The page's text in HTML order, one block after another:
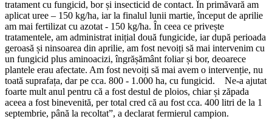
tratament cu fungicid, bor și insecticid de contact. În primăvară am
aplicat uree – 150 kg/ha, iar la finalul lunii martie, început de aprilie
am mai fertilizat cu azotat - 150 kg/ha. În ceea ce privește
tratamentele, am administrat inițial două fungicide, iar după perioada
geroasă și ninsoarea din aprilie, am fost nevoiți să mai intervenim cu
un fungicid plus aminoacizi, îngrășământ foliar și bor, deoarece
plantele erau afectate. Am fost nevoiți să mai avem o intervenție, nu
toată suprafața, dar pe cca. 800 - 1.000 ha, cu fungicid. Ne-a ajutat
foarte mult anul pentru că a fost destul de ploios, chiar și zăpada
aceea a fost binevenită, per total cred că au fost cca. 400 litri de la 1
septembrie, până la recoltat”, a declarat fermierul campion.